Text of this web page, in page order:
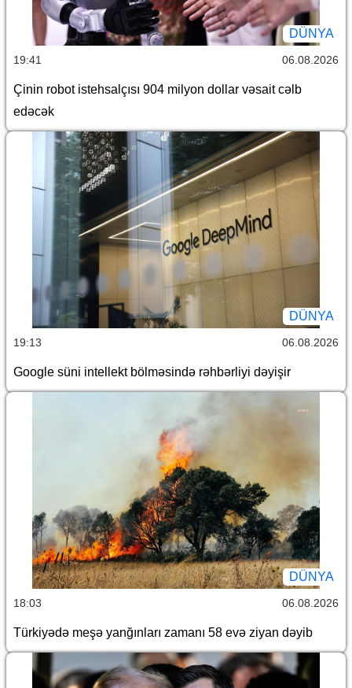
DÜNYA
19:41 06.08.2026
Çinin robot istehsalçısı 904 milyon dollar vəsait cəlb
edəcək
DÜNYA
19:13 06.08.2026
Google süni intellekt bölməsində rəhbərliyi dəyişir
DÜNYA
18:03 06.08.2026
Türkiyədə meşə yanğınları zamanı 58 evə ziyan dəyib